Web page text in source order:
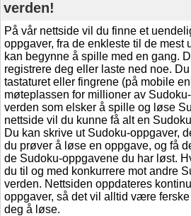
verden!
På vår nettside vil du finne et
oppgaver, fra de enkleste til de mest
kan begynne å spille med en gang.
registrere deg eller laste ned noe.
tastaturet eller fingrene (på mobile
møteplassen for millioner av
verden som elsker å spille og løse
nettside vil du kunne få alt en
Du kan skrive ut Sudoku-oppgaver,
du prøver å løse en oppgave, og få
de Sudoku-oppgavene du har løst.
du til og med konkurrere mot andre
verden. Nettsiden oppdateres
oppgaver, så det vil alltid være
deg å løse.